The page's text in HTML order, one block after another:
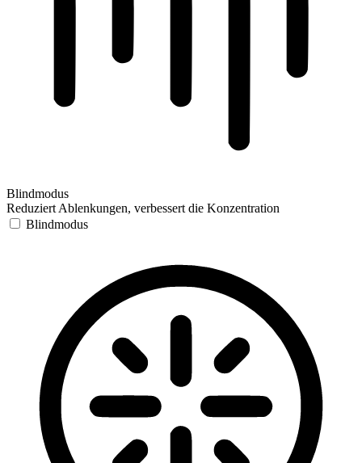
Blindmodus
Reduziert Ablenkungen, verbessert die Konzentration
Blindmodus